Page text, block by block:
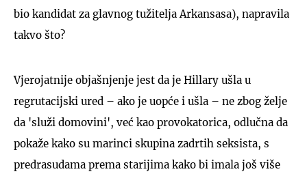
bio kandidat za glavnog tužitelja Arkansasa), napravila
takvo što?
Vjerojatnije objašnjenje jest da je Hillary ušla u
regrutacijski ured – ako je uopće i ušla – ne zbog želje
da 'služi domovini', već kao provokatorica, odlučna da
pokaže kako su marinci skupina zadrtih seksista, s
predrasudama prema starijima kako bi imala još više